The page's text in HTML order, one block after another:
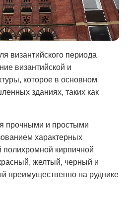
византийского периода
византийской и
которое в основном
зданиях, таких как
прочными и простыми
характерных
полихромной кирпичной
желтый, черный и
преимущественно на руднике